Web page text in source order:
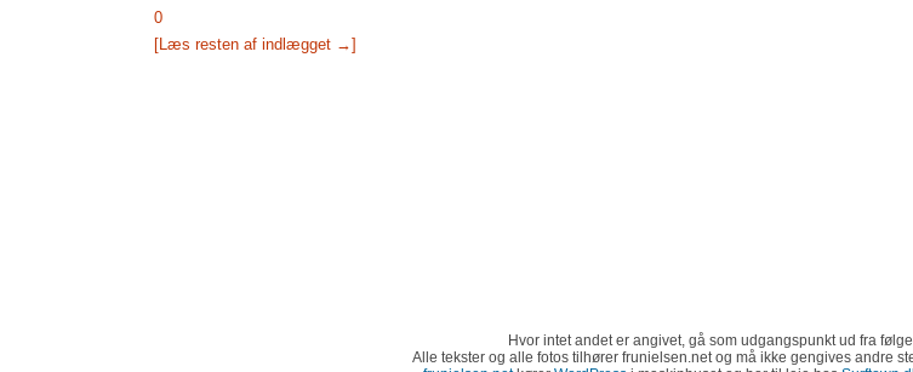
0
[Læs resten af indlægget →]
Hvor intet andet er angivet, gå som udgangspunkt ud fra
Alle tekster og alle fotos tilhører frunielsen.net og må ikke gengives andre